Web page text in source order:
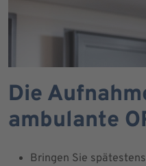
Die
ambulante
Bringen Sie